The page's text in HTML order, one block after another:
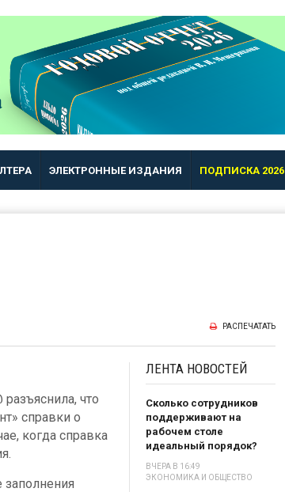
ЭЛЕКТРОННЫЕ ИЗДАНИЯ ПОДПИСКА 2026
РАСПЕЧАТАТЬ
что
справки о
когда справка
заполнения
ЛЕНТА НОВОСТЕЙ
Сколько сотрудников
поддерживают на
рабочем столе
идеальный порядок?
ВЧЕРА В 16:49
ЭКОНОМИКА И ОБЩЕСТВО